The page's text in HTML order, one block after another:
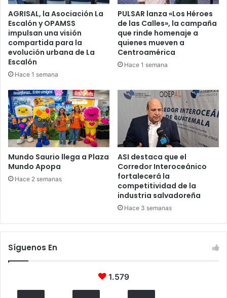
AGRISAL, la Asociación La
Escalón y OPAMSS
impulsan una visión
compartida para la
evolución urbana de La
Escalón
Hace 1 semana
PULSAR lanza «Los Héroes
de las Calles», la campaña
que rinde homenaje a
quienes mueven a
Centroamérica
Hace 1 semana
Mundo Saurio llega a Plaza
Mundo Apopa
Hace 2 semanas
ASI destaca que el
Corredor Interoceánico
fortalecerá la
competitividad de la
industria salvadoreña
Hace 3 semanas
Síguenos En
1.579